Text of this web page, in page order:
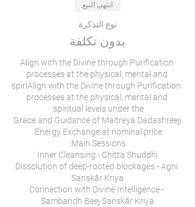
انتهى البيع
نوع التذكرة
بدون تكلفة
Align with the Divine through Purification
processes at the physical, mental and
spiriAlign with the Divine through Purification
processes at the physical, mental and
Dissolution of deep-rooted blockages - Agni
Connection with Divine Intelligence -